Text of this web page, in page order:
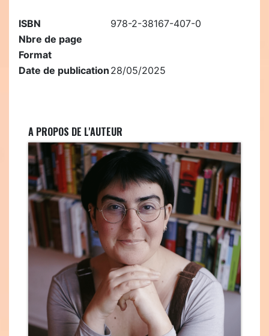
ISBN
978-2-38167-407-0
Nbre de page
Format
Date de publication 28/05/2025
A PROPOS DE L'AUTEUR